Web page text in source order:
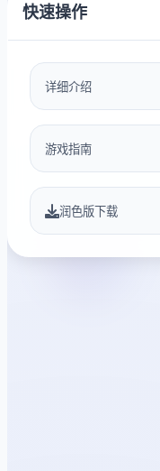
快速操作
详细介绍
游戏指南
润色版下载